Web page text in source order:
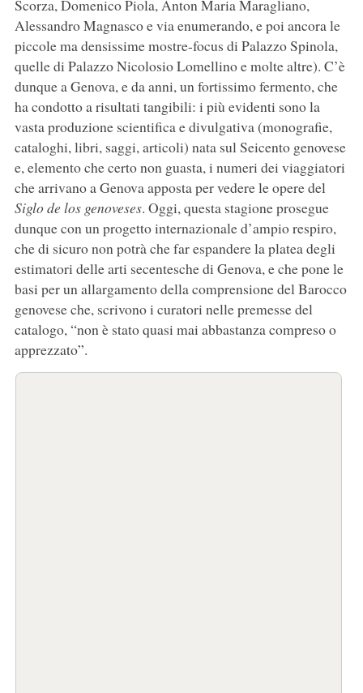
Scorza, Domenico Piola, Anton Maria Maragliano,
Alessandro Magnasco e via enumerando, e poi ancora le
piccole ma densissime mostre-focus di Palazzo Spinola,
quelle di Palazzo Nicolosio Lomellino e molte altre). C’è
dunque a Genova, e da anni, un fortissimo fermento, che
ha condotto a risultati tangibili: i più evidenti sono la
vasta produzione scientifica e divulgativa (monografie,
cataloghi, libri, saggi, articoli) nata sul Seicento genovese
e, elemento che certo non guasta, i numeri dei viaggiatori
che arrivano a Genova apposta per vedere le opere del
Siglo de los genoveses. Oggi, questa stagione prosegue
dunque con un progetto internazionale d’ampio respiro,
che di sicuro non potrà che far espandere la platea degli
estimatori delle arti secentesche di Genova, e che pone le
basi per un allargamento della comprensione del Barocco
genovese che, scrivono i curatori nelle premesse del
catalogo, “non è stato quasi mai abbastanza compreso o
apprezzato”.